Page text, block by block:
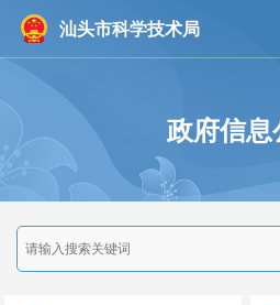
汕头市科学技术局
政府信息